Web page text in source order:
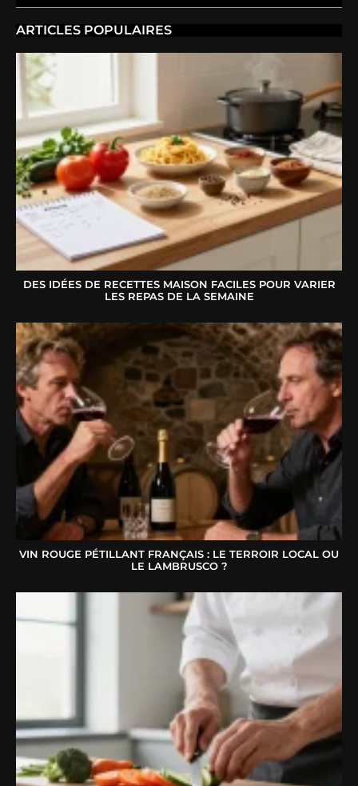
ARTICLES POPULAIRES
DES IDÉES DE RECETTES MAISON FACILES POUR VARIER
LES REPAS DE LA SEMAINE
VIN ROUGE PÉTILLANT FRANÇAIS : LE TERROIR LOCAL OU
LE LAMBRUSCO ?